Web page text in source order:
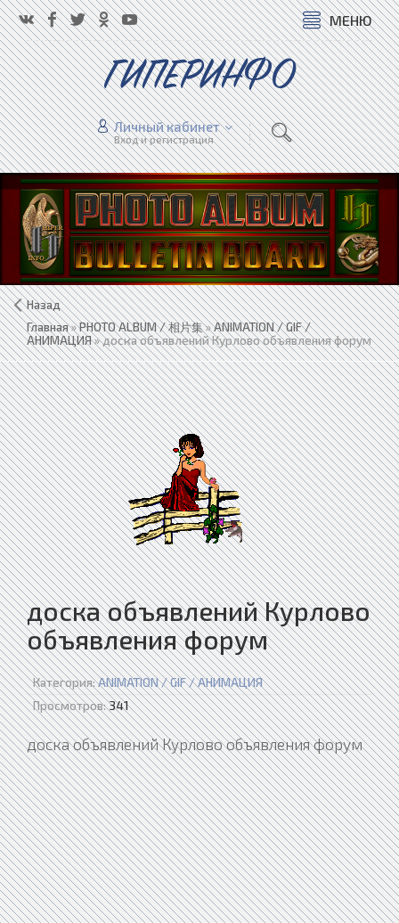
МЕНЮ
ГИПЕРИНФО
Личный кабинет
Вход и регистрация
Назад
Главная»PHOTO ALBUM / 相片集»ANIMATION / GIF /
АНИМАЦИЯ» доска объявлений Курлово объявления форум
доска объявлений Курлово
объявления форум
Категория:ANIMATION / GIF / АНИМАЦИЯ
Просмотров:341
доска объявлений Курлово объявления форум